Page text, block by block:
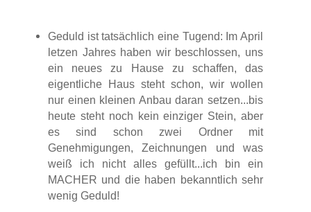
Geduld ist tatsächlich eine Tugend: Im April
letzen Jahres haben wir beschlossen, uns
ein neues zu Hause zu schaffen, das
eigentliche Haus steht schon, wir wollen
nur einen kleinen Anbau daran setzen...bis
heute steht noch kein einziger Stein, aber
es sind schon zwei Ordner mit
Genehmigungen, Zeichnungen und was
weiß ich nicht alles gefüllt...ich bin ein
MACHER und die haben bekanntlich sehr
wenig Geduld!